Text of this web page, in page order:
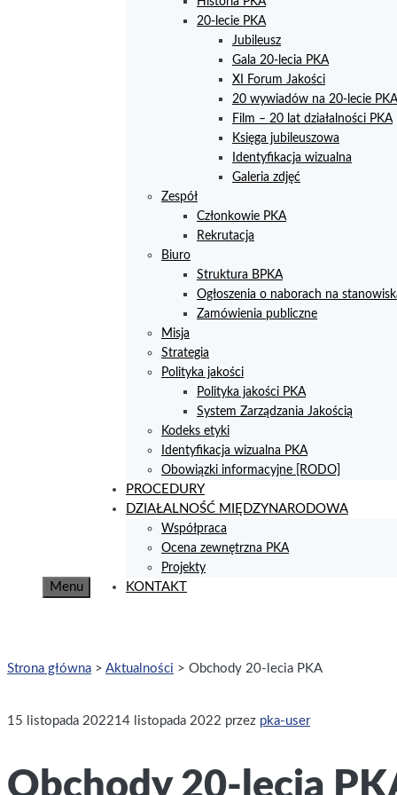
Menu
20-lecie PKA
Jubileusz
Gala 20-lecia PKA
XI Forum Jakości
20 wywiadów na 20-lecie PKA
Film – 20 lat działalności PKA
Księga jubileuszowa
Identyfikacja wizualna
Galeria zdjęć
Zespół
Członkowie PKA
Rekrutacja
Biuro
Struktura BPKA
Ogłoszenia o naborach na
Zamówienia publiczne
Misja
Strategia
Polityka jakości
Polityka jakości PKA
System Zarządzania Jakością
Kodeks etyki
Identyfikacja wizualna PKA
Obowiązki informacyjne [RODO]
PROCEDURY
DZIAŁALNOŚĆ MIĘDZYNARODOWA
Współpraca
Ocena zewnętrzna PKA
Projekty
KONTAKT
Strona główna > Aktualności > Obchody 20-lecia PKA
15 listopada 202214 listopada 2022 przez pka-user
Obchody 20-lecia